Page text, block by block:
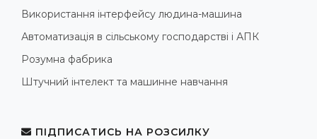
Використання інтерфейсу людина-машина
Автоматизація в сільському господарстві і АПК
Розумна фабрика
Штучний інтелект та машинне навчання
ПІДПИСАТИСЬ НА РОЗСИЛКУ